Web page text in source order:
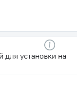
для установки на